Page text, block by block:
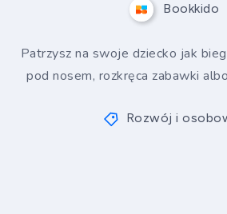
Bookkido
Patrzysz na swoje dziecko jak
pod nosem, rozkręca zabawki
Rozwój i